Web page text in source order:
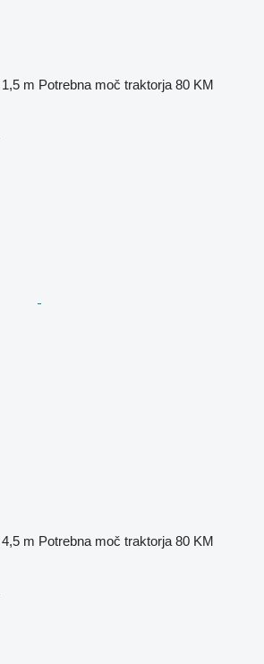
1,5 m Potrebna moč traktorja 80 KM
4,5 m Potrebna moč traktorja 80 KM